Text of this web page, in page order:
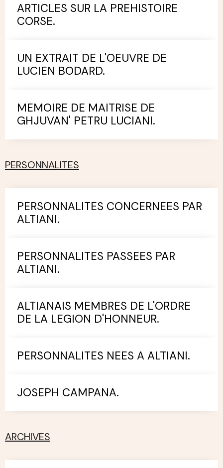
ARTICLES SUR LA PREHISTOIRE
CORSE.
UN EXTRAIT DE L'OEUVRE DE
LUCIEN BODARD.
MEMOIRE DE MAITRISE DE
GHJUVAN' PETRU LUCIANI.
PERSONNALITES
PERSONNALITES CONCERNEES PAR
ALTIANI.
PERSONNALITES PASSEES PAR
ALTIANI.
ALTIANAIS MEMBRES DE L'ORDRE
DE LA LEGION D'HONNEUR.
PERSONNALITES NEES A ALTIANI.
JOSEPH CAMPANA.
ARCHIVES